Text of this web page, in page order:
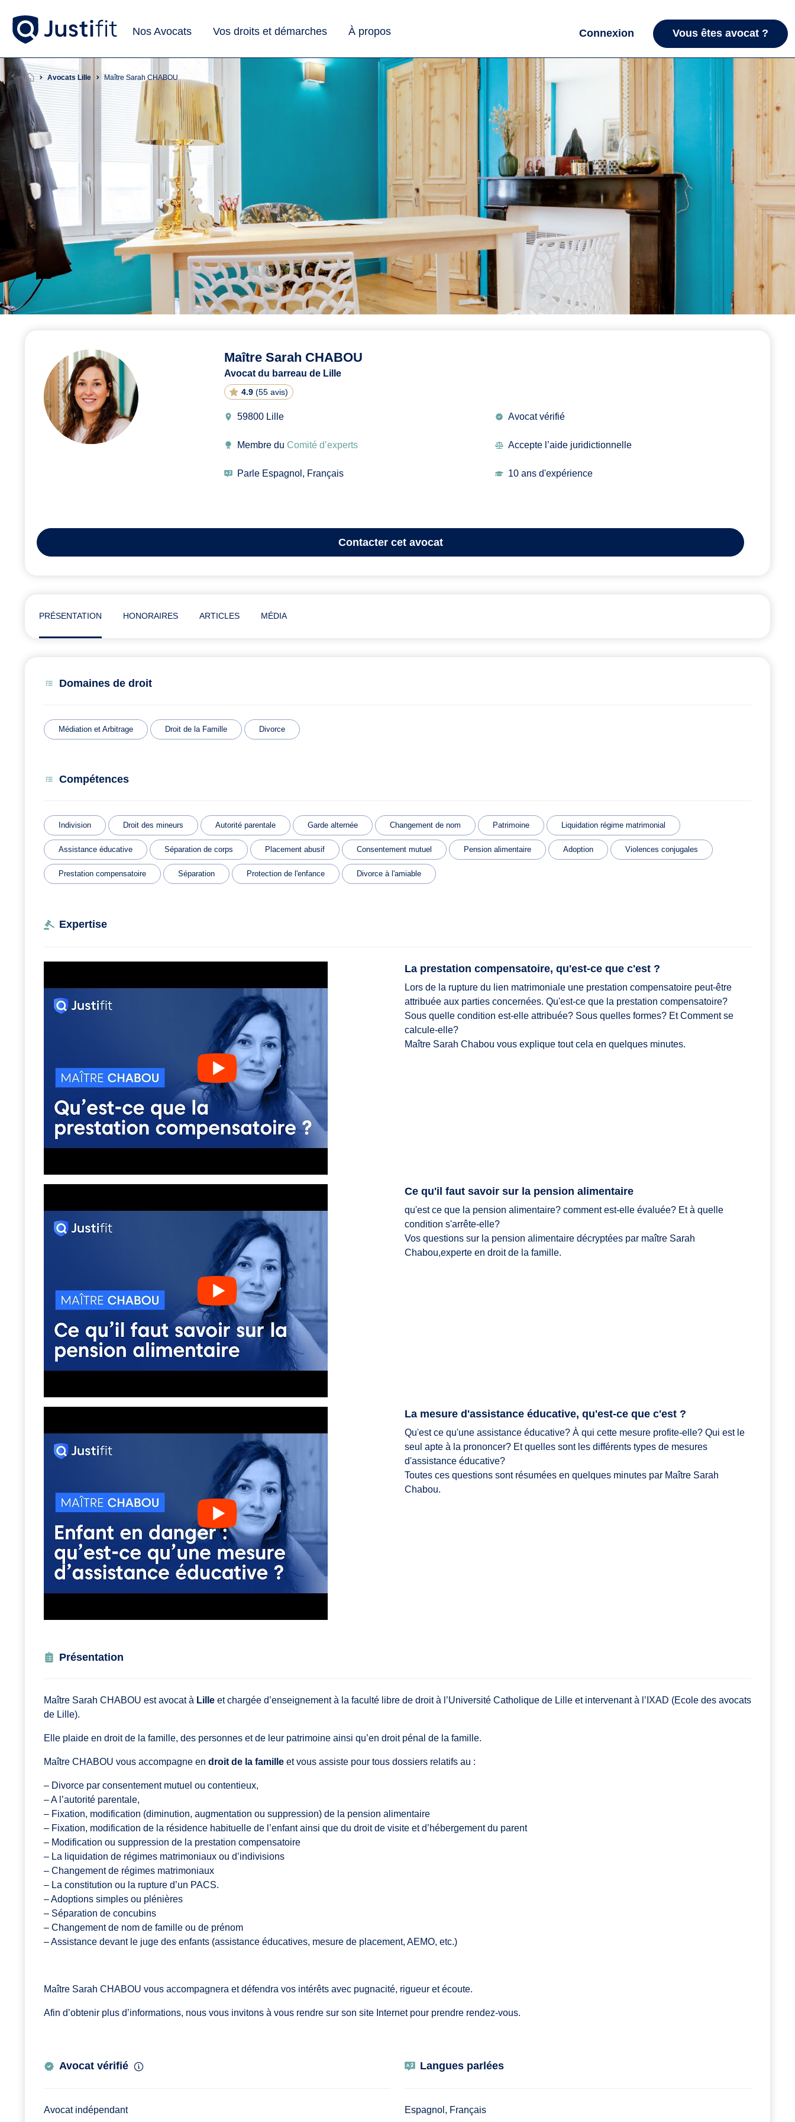
Nos Avocats Vos droits et démarches À propos Connexion Vous êtes avocat ?
Avocats Lille Maître Sarah CHABOU
Maître Sarah CHABOU
Avocat du barreau de Lille
4.9 (55 avis)
59800 Lille Avocat vérifié
Membre du Comité d’experts Accepte l’aide juridictionnelle
Parle Espagnol, Français 10 ans d'expérience
Contactercet avocat
PRÉSENTATION HONORAIRES ARTICLES MÉDIA
Domaines de droit
Médiation et Arbitrage Droit de la Famille Divorce
Compétences
Indivision Droit des mineurs Autorité parentale Garde alternée Changement de nom Patrimoine Liquidation régime matrimonial
Assistance éducative Séparation de corps Placement abusif Consentement mutuel Pension alimentaire Adoption Violences conjugales
Prestation compensatoire Séparation Protection de l'enfance Divorce à l'amiable
Expertise
La prestation compensatoire, qu'est-ce que c'est ?
Lors de la rupture du lien matrimoniale une prestation compensatoire peut-être
attribuée aux parties concernées. Qu'est-ce que la prestation compensatoire?
Sous quelle condition est-elle attribuée? Sous quelles formes? Et Comment se
calcule-elle?
Maître Sarah Chabou vous explique tout cela en quelques minutes.
Ce qu'il faut savoir sur la pension alimentaire
qu'est ce que la pension alimentaire? comment est-elle évaluée? Et à quelle
condition s'arrête-elle?
Vos questions sur la pension alimentaire décryptées par maître Sarah
Chabou,experte en droit de la famille.
La mesure d'assistance éducative, qu'est-ce que c'est ?
Qu'est ce qu'une assistance éducative? À qui cette mesure profite-elle? Qui est le
seul apte à la prononcer? Et quelles sont les différents types de mesures
d'assistance éducative?
Toutes ces questions sont résumées en quelques minutes par Maître Sarah
Chabou.
Présentation
Maître Sarah CHABOU est avocat à Lille et chargée d’enseignement à la faculté libre de droit à l’Université Catholique de Lille et intervenant à l’IXAD (Ecole des avocats
de Lille).
Elle plaide en droit de la famille, des personnes et de leur patrimoine ainsi qu’en droit pénal de la famille.
Maître CHABOU vous accompagne en droit de la famille et vous assiste pour tous dossiers relatifs au :
– Divorce par consentement mutuel ou contentieux,
– A l’autorité parentale,
– Fixation, modification (diminution, augmentation ou suppression) de la pension alimentaire
– Fixation, modification de la résidence habituelle de l’enfant ainsi que du droit de visite et d’hébergement du parent
– Modification ou suppression de la prestation compensatoire
– La liquidation de régimes matrimoniaux ou d’indivisions
– Changement de régimes matrimoniaux
– La constitution ou la rupture d’un PACS.
– Adoptions simples ou plénières
– Séparation de concubins
– Changement de nom de famille ou de prénom
– Assistance devant le juge des enfants (assistance éducatives, mesure de placement, AEMO, etc.)
Maître Sarah CHABOU vous accompagnera et défendra vos intérêts avec pugnacité, rigueur et écoute.
Afin d’obtenir plus d’informations, nous vous invitons à vous rendre sur son site Internet pour prendre rendez-vous.
Avocat vérifié
Avocat indépendant
Langues parlées
Espagnol, Français